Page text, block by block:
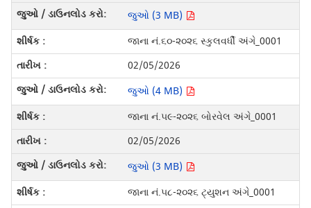
જુઓ (3 MB)
જાના નં.૬૦-૨૦૨૬ સ્કુલવર્ધી અંગે_0001
02/05/2026
જુઓ (4 MB)
જાના નં.૫૯-૨૦૨૬ બોરવેલ અંગે_0001
02/05/2026
જુઓ (3 MB)
જાના નં.૫૮-૨૦૨૬ ટ્યુશન અંગે_0001